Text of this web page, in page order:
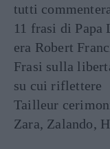
tutti
11 frasi di Papa
era Robert
Frasi sulla
su cui riflettere
Tailleur
Zara, Zalando,